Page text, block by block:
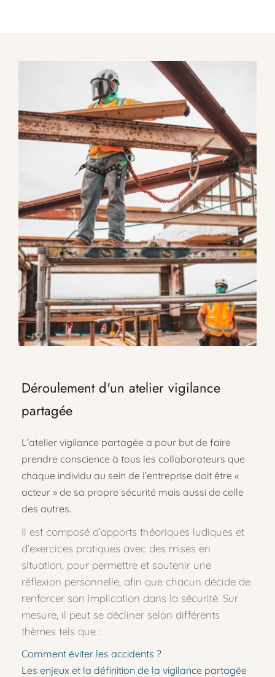
Déroulement d'un atelier vigilance
partagée
L’atelier vigilance partagée a pour but de faire
prendre conscience à tous les collaborateurs que
chaque individu au sein de l’entreprise doit être «
acteur » de sa propre sécurité mais aussi de celle
des autres.
Il est composé d’apports théoriques ludiques et
d’exercices pratiques avec des mises en
situation, pour permettre et soutenir une
réflexion personnelle, afin que chacun décide de
renforcer son implication dans la sécurité. Sur
mesure, il peut se décliner selon différents
thèmes tels que :
Comment éviter les accidents ?
Les enjeux et la définition de la vigilance partagée